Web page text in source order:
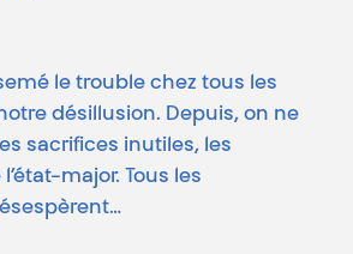
le trouble chez tous les
désillusion. Depuis, on ne
sacrifices inutiles, les
major. Tous les